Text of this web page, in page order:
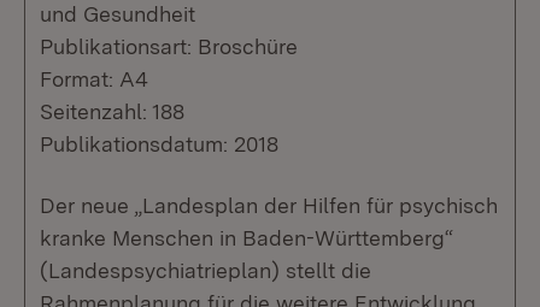
und Gesundheit
Publikationsart: Broschüre
Format: A4
Seitenzahl: 188
Publikationsdatum: 2018
Der neue „Landesplan der Hilfen für psychisch
kranke Menschen in Baden-Württemberg“
(Landespsychiatrieplan) stellt die